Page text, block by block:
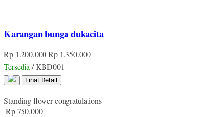
Karangan bunga dukacita
Rp 1.200.000Rp 1.350.000
Tersedia/ KBD001
Lihat Detail
Standing flower congratulations
Rp 750.000